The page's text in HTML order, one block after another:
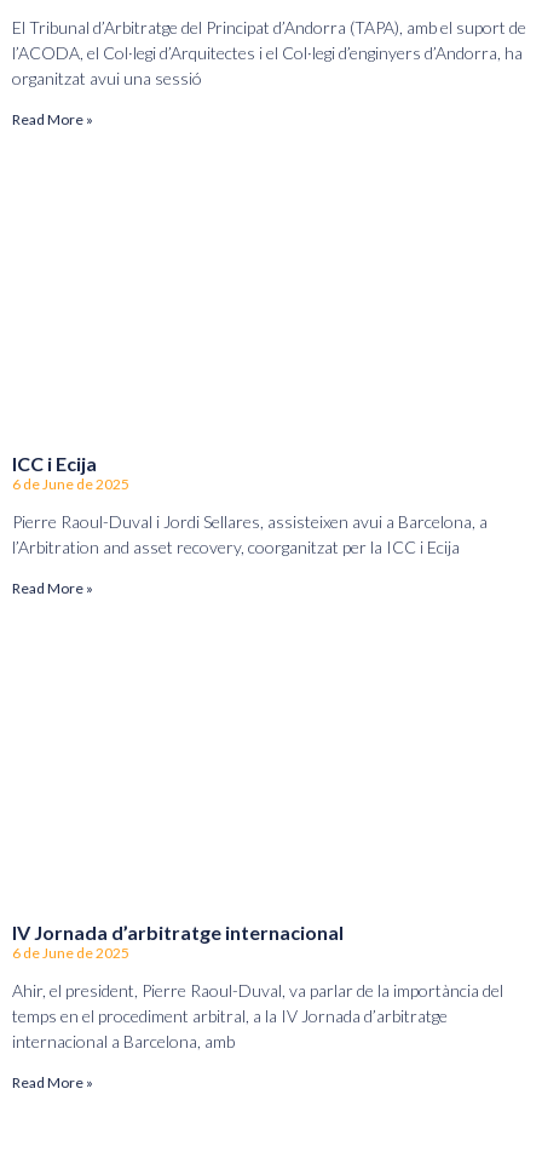
El Tribunal d’Arbitratge del Principat d’Andorra (TAPA), amb el suport de
l’ACODA, el Col·legi d’Arquitectes i el Col·legi d’enginyers d’Andorra, ha
organitzat avui una sessió
Read More »
ICC i Ecija
6 de June de 2025
Pierre Raoul-Duval i Jordi Sellares, assisteixen avui a Barcelona, a
l’Arbitration and asset recovery, coorganitzat per la ICC i Ecija
Read More »
IV Jornada d’arbitratge internacional
6 de June de 2025
Ahir, el president, Pierre Raoul-Duval, va parlar de la importància del
temps en el procediment arbitral, a la IV Jornada d’arbitratge
internacional a Barcelona, amb
Read More »